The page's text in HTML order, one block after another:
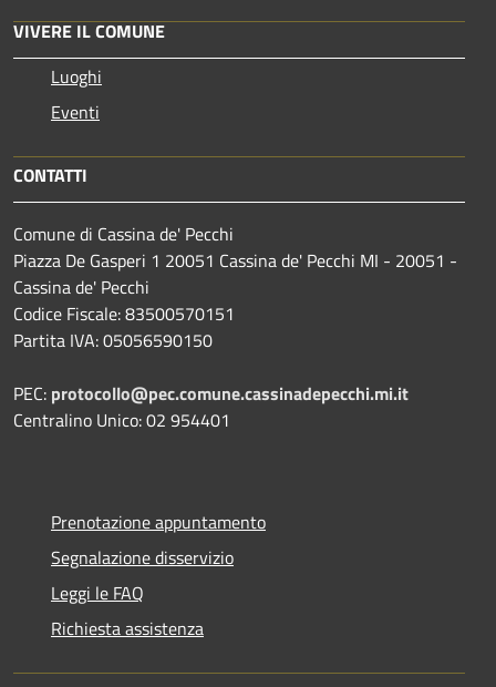
VIVERE IL COMUNE
Luoghi
Eventi
CONTATTI
Comune di Cassina de' Pecchi
Piazza De Gasperi 1 20051 Cassina de' Pecchi MI - 20051 -
Cassina de' Pecchi
Codice Fiscale: 83500570151
Partita IVA: 05056590150
PEC: protocollo@pec.comune.cassinadepecchi.mi.it
Centralino Unico: 02 954401
Prenotazione appuntamento
Segnalazione disservizio
Leggi le FAQ
Richiesta assistenza